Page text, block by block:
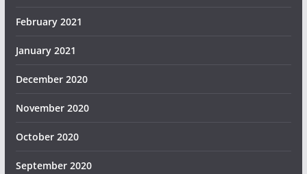
February 2021
January 2021
December 2020
November 2020
October 2020
September 2020